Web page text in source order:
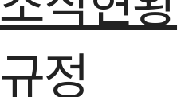
규정